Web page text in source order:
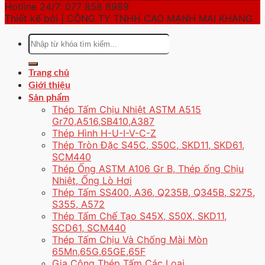
Hotline 24/7: 077 858 8989
Thiết kế bởi | CÔNG TY TNHH CAO MẠNH MAI KHANG
Tìm
kiếm:
Trang chủ
Giới thiệu
Sản phẩm
Thép Tấm Chịu Nhiệt ASTM A515
Gr70,A516,SB410,A387
Thép Hình H-U-I-V-C-Z
Thép Tròn Đặc S45C, S50C, SKD11, SKD61,
SCM440
Thép Ống ASTM A106 Gr B, Thép ống Chịu
Nhiệt, Ống Lò Hơi
Thép Tấm SS400, A36, Q235B, Q345B, S275,
S355, A572
Thép Tấm Chế Tạo S45X, S50X, SKD11,
SCD61, SCM440
Thép Tấm Chịu Và Chống Mài Mòn
65Mn,65G,65GE,65F